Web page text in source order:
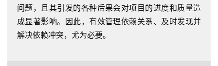
问题，且其引发的各种后果会对项目的进度和质量造
成显著影响。因此，有效管理依赖关系、及时发现并
解决依赖冲突，尤为必要。